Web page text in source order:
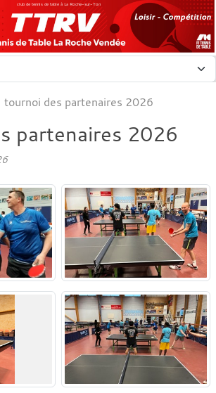
club de tennis de table à La Roche-sur-Yon
tournoi des partenaires 2026
partenaires 2026
des cookies